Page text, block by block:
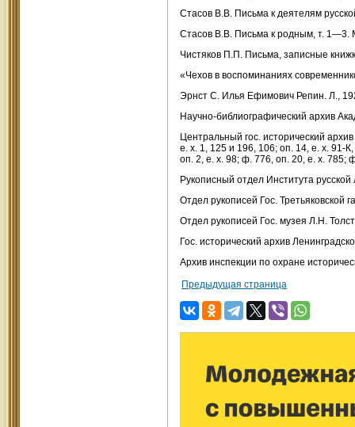
Стасов В.В. Письма к деятелям
Стасов В.В. Письма к родным, т. 1—3.
Чистяков П.П. Письма, записные
«Чехов в воспоминаниях
Эрнст С. Илья Ефимович Репин. Л.,
Научно-библиографический архив
Центральный гос. исторический
е. x. 1, 125 и 196, 106; оп. 14, е. x. 91-
оп. 2, е. х. 98; ф. 776, оп. 20, е. х. 785;
Рукописный отдел Института
Отдел рукописей Гос.
Отдел рукописей Гос. музея Л.Н.
Гос. исторический архив
Архив инспекции по охране
Предыдущая страница